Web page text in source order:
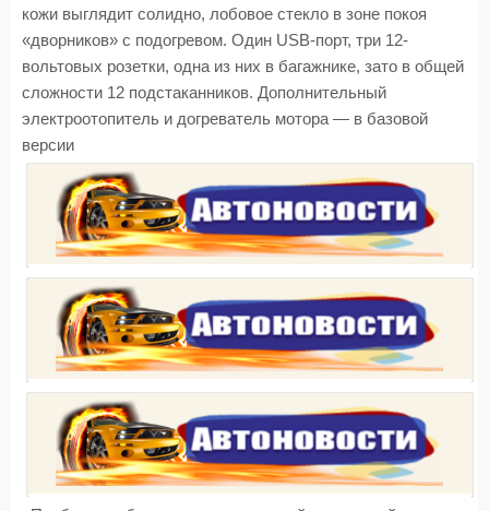
кожи выглядит солидно, лобовое стекло в зоне покоя
«дворников» с подогревом. Один USB-порт, три 12-
вольтовых розетки, одна из них в багажнике, зато в общей
сложности 12 подстаканников. Дополнительный
электроотопитель и догреватель мотора — в базовой
версии